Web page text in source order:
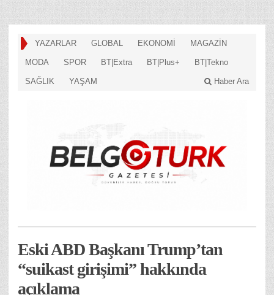
YAZARLAR GLOBAL EKONOMİ MAGAZİN
MODA SPOR BT|Extra BT|Plus+ BT|Tekno
SAĞLIK YAŞAM Haber Ara
Eski ABD Başkanı Trump’tan
“suikast girişimi” hakkında
açıklama